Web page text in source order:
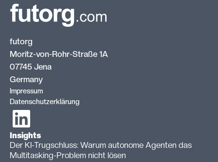
futorg
Moritz-von-Rohr-Straße 1A
07745 Jena
Germany
Impressum
Datenschutzerklärung
Insights
Der KI-Trugschluss: Warum autonome Agenten das
Multitasking-Problem nicht lösen